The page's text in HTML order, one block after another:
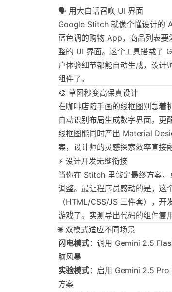
🗣️ 用大白话召唤 UI 界面
Google Stitch 就像个懂设计的
蓝色调的购物 App，商品列表
整的 UI 界面。这个工具搭载了
户体验细节都能自动生成，设计
组件了。
🎨 草图秒变高保真设计
在咖啡店随手画的线框图别急着
自动识别布局生成数字界面。更
线框图能同时产出 Material
案，设计师的灵感探索效率直接翻
⚡ 设计开发无缝衔接
当你在 Stitch 里敲定最终方案
调整。最让程序员感动的是，这
（HTML/CSS/JS 三件套），
游戏了。实测导出代码的组件复
🌐 双模式适应不同场景
闪电模式：调用 Gemini 2.5
脑风暴
实验模式：启用 Gemini 2.5 Pro
方案